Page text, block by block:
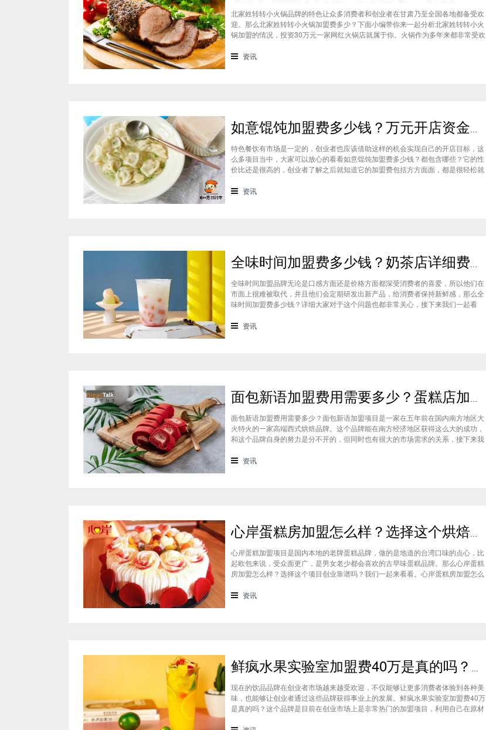
北家姓转转小火锅品牌的特色让众多消费者和创业者在甘肃乃至全国各地都备受欢
迎。那么北家姓转转小火锅加盟费多少？下面小编带你来一起分析北家姓转转小火
锅加盟的情况，投资30万元一家网红火锅店就属于你。火锅作为多年来都非常受欢
锅凭借自己的产品和装修在美食市场当中受到越来越多的消费者喜爱。市场空间
资讯
如意馄饨加盟费多少钱？万元开店资金压力基本上不会出现在经营中
特色餐饮有市场是一定的，创业者也应该借助这样的机会实现自己的开店目标，这
么多项目当中，大家可以放心的看看如意馄饨加盟费多少钱？都包含哪些？它的性
价比还是很高的，创业者了解之后就知道它的加盟费包括方方面面，都是很轻松就
一下如意馄饨加盟费多少钱？是不是值得加盟？就可以从它的加盟费开始了解，这
资讯
全味时间加盟费多少钱？奶茶店详细费用分析就在这！
全味时间加盟品牌无论是口感方面还是价格方面都深受消费者的喜爱，所以他们在
市面上很难被取代，并且他们会定期研发出新产品，给消费者保持新鲜感，那么全
味时间加盟费多少钱？详细大家对于这个问题也都非常关心，接下来我们一起看
虽然开头说得很好，公司也确实提供了设备和产品，但开了一个月后，发现生意不
资讯
面包新语加盟费用需要多少？蛋糕店加盟费用太高了吗？
面包新语加盟费用需要多少？面包新语加盟项目是一家在五年前在国内南方地区大
火特火的一家高端西式烘焙品牌。这个品牌能在南方经济地区获得这么大的成功，
和这个品牌自身的努力是分不开的，但同时也有很大的市场需求的关系，接下来我
统地道且正宗的西式烘焙品牌，这对于很多国内的消费者就是一个很大的卖点，首
资讯
心岸蛋糕房加盟怎么样？选择这个烘焙品牌创业靠谱吗
心岸蛋糕加盟项目是国内本地的老牌蛋糕品牌，做的是地道的台湾口味的点心，比
起欧包来说，受众面更广，是男女老少都会喜欢的古早味蛋糕品牌。那么心岸蛋糕
房加盟怎么样？选择这个项目创业靠谱吗？我们一起来看看。心岸蛋糕房加盟怎么
会有加盟商去加盟传统烘焙店呢？这您就有所不知了，实际上，在很多二线城市，
资讯
鲜疯水果实验室加盟费40万是真的吗？根本没有传言中那么多！
现在的饮品品牌在创业者市场越来越受欢迎，不仅能够让更多消费者体验到各种美
味，也能够让创业者通过这些品牌获得事业上的发展。鲜疯水果实验室加盟费40万
是真的吗？这个品牌是目前在创业市场上是非常热门的加盟项目，利用自己在原材